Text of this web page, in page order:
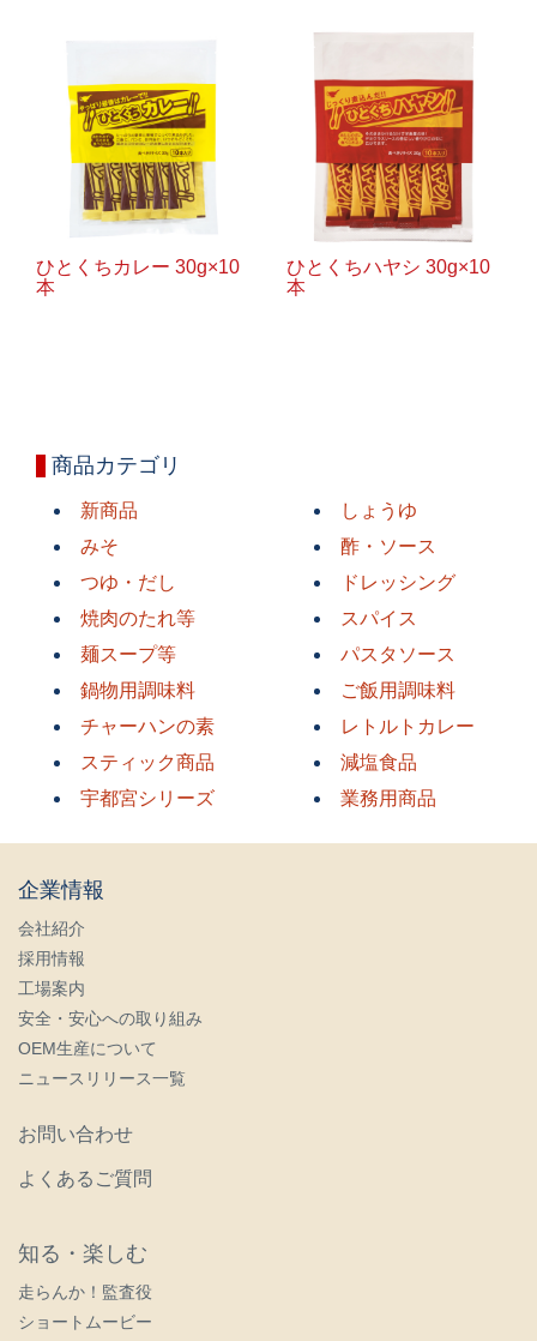
ひとくちカレー 30g×10
本
ひとくちハヤシ 30g×10
本
商品カテゴリ
新商品
しょうゆ
みそ
酢・ソース
つゆ・だし
ドレッシング
焼肉のたれ等
スパイス
麺スープ等
パスタソース
鍋物用調味料
ご飯用調味料
チャーハンの素
レトルトカレー
スティック商品
減塩食品
宇都宮シリーズ
業務用商品
企業情報
会社紹介
採用情報
工場案内
安全・安心への取り組み
OEM生産について
ニュースリリース一覧
お問い合わせ
よくあるご質問
知る・楽しむ
走らんか！監査役
ショートムービー